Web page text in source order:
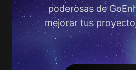
poderosas de
mejorar tus